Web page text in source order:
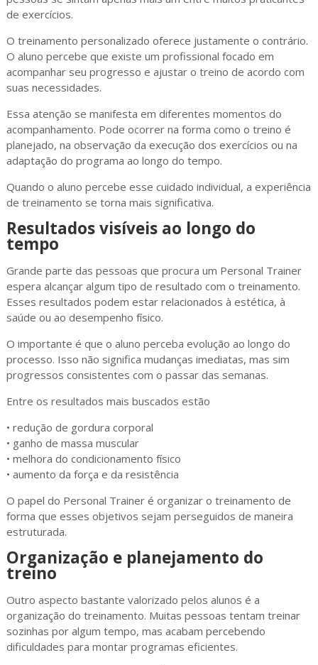
de exercícios.
O treinamento personalizado oferece justamente o contrário.
O aluno percebe que existe um profissional focado em
acompanhar seu progresso e ajustar o treino de acordo com
suas necessidades.
Essa atenção se manifesta em diferentes momentos do
acompanhamento. Pode ocorrer na forma como o treino é
planejado, na observação da execução dos exercícios ou na
adaptação do programa ao longo do tempo.
Quando o aluno percebe esse cuidado individual, a experiência
de treinamento se torna mais significativa.
Resultados visíveis ao longo do
tempo
Grande parte das pessoas que procura um Personal Trainer
espera alcançar algum tipo de resultado com o treinamento.
Esses resultados podem estar relacionados à estética, à
saúde ou ao desempenho físico.
O importante é que o aluno perceba evolução ao longo do
processo. Isso não significa mudanças imediatas, mas sim
progressos consistentes com o passar das semanas.
Entre os resultados mais buscados estão
• redução de gordura corporal
• ganho de massa muscular
• melhora do condicionamento físico
• aumento da força e da resistência
O papel do Personal Trainer é organizar o treinamento de
forma que esses objetivos sejam perseguidos de maneira
estruturada.
Organização e planejamento do
treino
Outro aspecto bastante valorizado pelos alunos é a
organização do treinamento. Muitas pessoas tentam treinar
sozinhas por algum tempo, mas acabam percebendo
dificuldades para montar programas eficientes.